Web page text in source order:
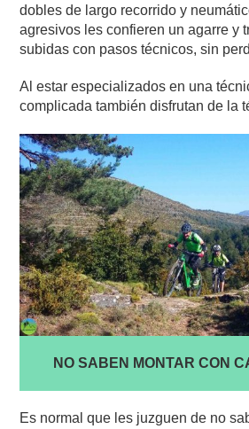
dobles de largo recorrido y
agresivos les confieren un agarre y
subidas con pasos técnicos, sin
Al estar especializados en una
complicada también disfrutan de la
NO SABEN MONTAR CON
Es normal que les juzguen de no